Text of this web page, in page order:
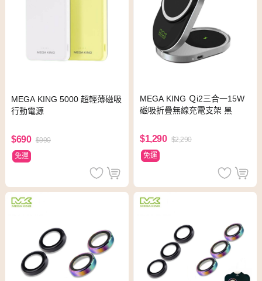
MEGA KING 5000 超輕薄磁吸
行動電源
$690 $990
免運
MEGA KING Ｑi2三合一15W
磁吸折疊無線充電支架 黑
$1,290 $2,290
免運